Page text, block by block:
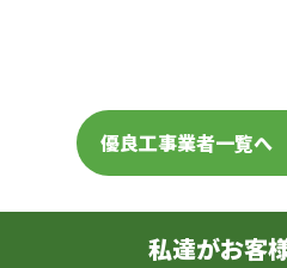
優良工事業者一覧へ
私達がお客